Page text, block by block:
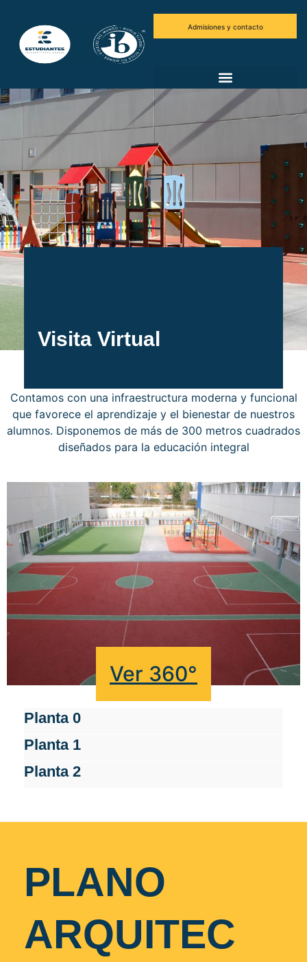
Admisiones y contacto
Visita Virtual
Contamos con una infraestructura moderna y funcional
que favorece el aprendizaje y el bienestar de nuestros
alumnos. Disponemos de más de 300 metros cuadrados
diseñados para la educación integral
Ver 360°
Planta 0
Planta 1
Planta 2
PLANO
ARQUITEC